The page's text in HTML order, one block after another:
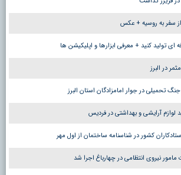
سفر به روسیه + عکس
ای تولید کنید + معرفی ابزارها و اپلیکیشن ها
در البرز
لوازم آرایشی و بهداشتی در فردیس
کشور در شناسنامه ساختمان از اول مهر
نیروی انتظامی در چهارباغ اجرا شد